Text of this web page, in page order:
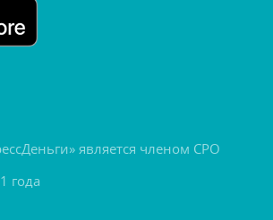
является членом СРО
года